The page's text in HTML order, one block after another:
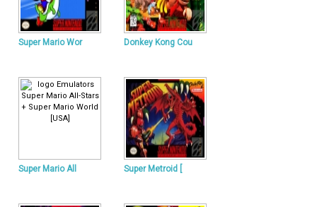
Super Mario Wor Donkey Kong Cou
Super Mario All Super Metroid [